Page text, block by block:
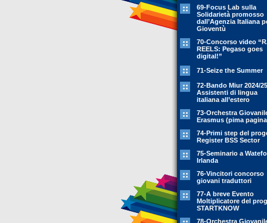
69-Focus Lab sulla
Solidarietà promosso
dall’Agenzia Italiana
Gioventù
70-Concorso video
REELS: Pegaso goes
digital!”
71-Seize the Summer
72-Bando Miur 2024/
Assistenti di lingua
italiana all’estero
73-Orchestra
Erasmus (pima
74-Primi step del
Register BSS Sector
75-Seminario a
Irlanda
76-Vincitori concorso
giovani traduttori
77-A breve Evento
Moltiplicatore del
STARTKNOW
78-Orchestra